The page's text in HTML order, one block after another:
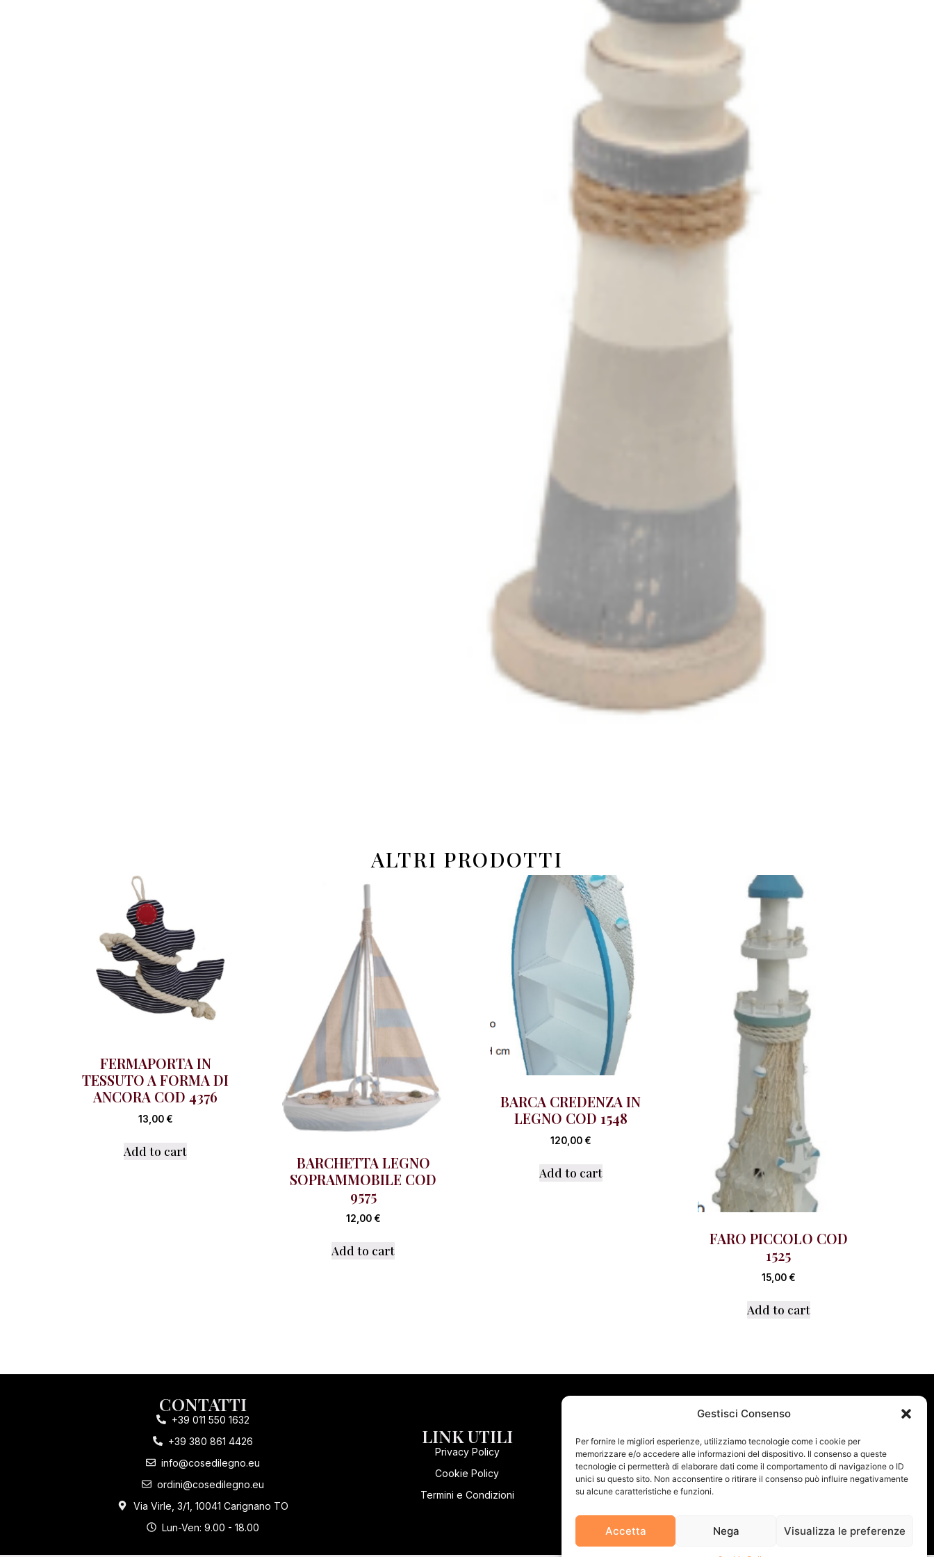
Gestisci Consenso
Per fornire le migliori esperienze, utilizziamo tecnologie come i cookie per
memorizzare e/o accedere alle informazioni del dispositivo. Il consenso a queste
tecnologie ci permetterà di elaborare dati come il comportamento di navigazione o ID
unici su questo sito. Non acconsentire o ritirare il consenso può influire negativamente
su alcune caratteristiche e funzioni.
Accetta Nega Visualizza le preferenze
ALTRI PRODOTTI
FERMAPORTA IN
TESSUTO A FORMA DI
ANCORA COD 4376
13,00 €
Add to cart
BARCHETTA LEGNO
SOPRAMMOBILE COD
9575
12,00 €
Add to cart
BARCA CREDENZA IN
LEGNO COD 1548
120,00 €
Add to cart
FARO PICCOLO COD
1525
15,00 €
Add to cart
CONTATTI
+39 011 550 1632
+39 380 861 4426
info@cosedilegno.eu
ordini@cosedilegno.eu
Via Virle, 3/1, 10041 Carignano TO
Lun-Ven: 9.00 - 18.00
LINK UTILI
Privacy Policy
Cookie Policy
Termini e Condizioni
SHOP
Cesteria
Legno Di Ulivo
Oggettistica